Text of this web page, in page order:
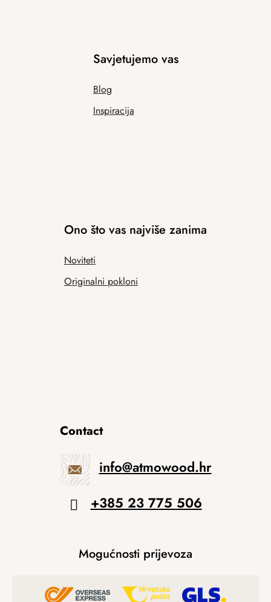
Savjetujemo vas
Blog
Inspiracija
Ono što vas najviše zanima
Noviteti
Originalni pokloni
Contact
info@atmowood.hr
+385 23 775 506
Mogućnosti prijevoza